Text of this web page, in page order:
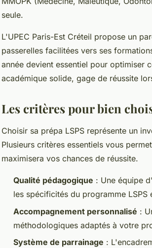
seule.
L'UPEC Paris-Est Créteil propose un
passerelles facilitées vers ses
année devient essentiel pour optimiser
académique solide, gage de réussite
Les critères pour bien
Choisir sa prépa LSPS représente un
Plusieurs critères essentiels vous
maximisera vos chances de réussite.
Qualité pédagogique : Une équipe
les spécificités du programme LSPS
Accompagnement personnalisé :
méthodologiques adaptés à votre
Système de parrainage :